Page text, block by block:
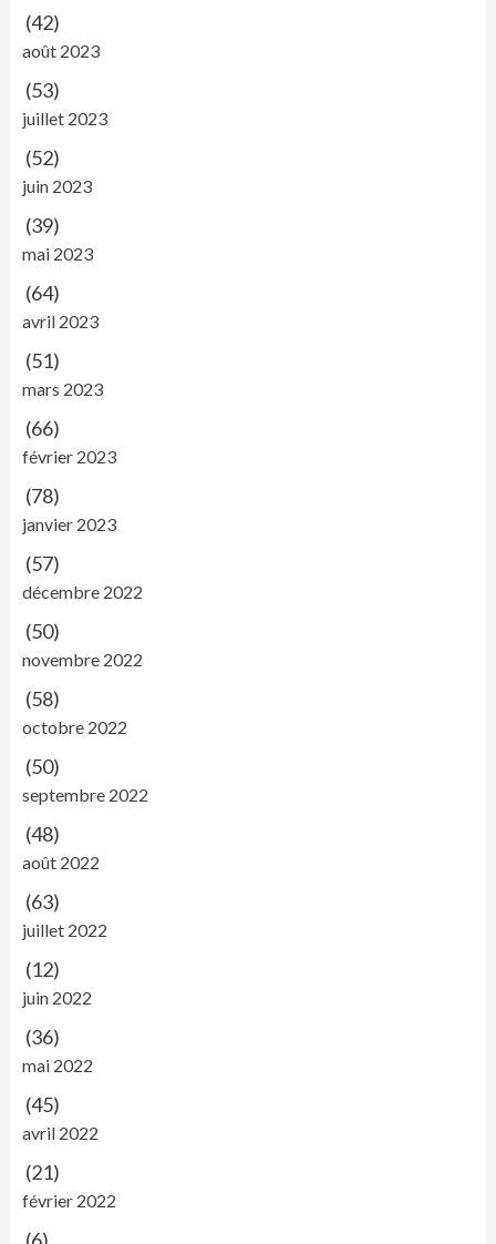
(42)
août 2023
(53)
juillet 2023
(52)
juin 2023
(39)
mai 2023
(64)
avril 2023
(51)
mars 2023
(66)
février 2023
(78)
janvier 2023
(57)
décembre 2022
(50)
novembre 2022
(58)
octobre 2022
(50)
septembre 2022
(48)
août 2022
(63)
juillet 2022
(12)
juin 2022
(36)
mai 2022
(45)
avril 2022
(21)
février 2022